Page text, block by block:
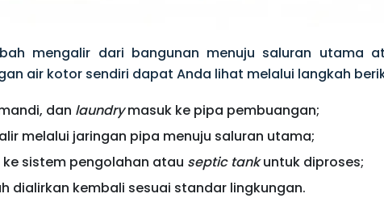
mengalir dari bangunan menuju saluran utama
air kotor sendiri dapat Anda lihat melalui langkah
dan laundrymasuk ke pipa pembuangan;
melalui jaringan pipa menuju saluran utama;
sistem pengolahan atau septic tankuntuk diproses;
dialirkan kembali sesuai standar lingkungan.